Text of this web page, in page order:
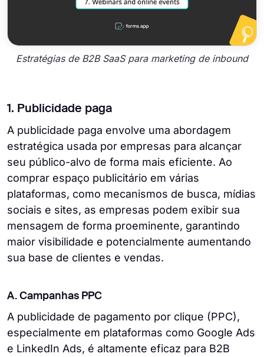
Estratégias de B2B SaaS para marketing de inbound
1. Publicidade paga
A publicidade paga envolve uma abordagem
estratégica usada por empresas para alcançar
seu público-alvo de forma mais eficiente. Ao
comprar espaço publicitário em várias
plataformas, como mecanismos de busca, mídias
sociais e sites, as empresas podem exibir sua
mensagem de forma proeminente, garantindo
maior visibilidade e potencialmente aumentando
sua base de clientes e vendas.
A. Campanhas PPC
A publicidade de pagamento por clique (PPC),
especialmente em plataformas como Google Ads
e LinkedIn Ads, é altamente eficaz para B2B